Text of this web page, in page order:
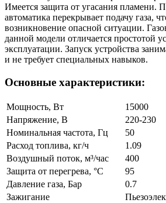
Имеется защита от угасания пламени.
автоматика перекрывает подачу газа,
возникновение опасной ситуации.
данной модели отличается простотой
эксплуатации. Запуск устройства
и не требует специальных навыков.
Основные характеристики:
Мощность, Вт
15000
Напряжение, В
220-230
Номинальная частота, Гц
50
Расход топлива, кг/ч
1.09
Воздушный поток, м³/час
400
Защита от перегрева, °С
95
Давление газа, Бар
0.7
Зажигание